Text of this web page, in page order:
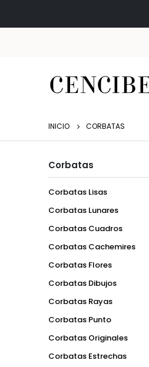
INICIO CORBATAS
Corbatas
Corbatas Lisas
Corbatas Lunares
Corbatas Cuadros
Corbatas Cachemires
Corbatas Flores
Corbatas Dibujos
Corbatas Rayas
Corbatas Punto
Corbatas Originales
Corbatas Estrechas